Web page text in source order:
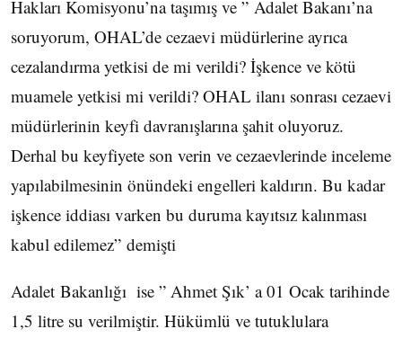
Hakları Komisyonu’na taşımış ve ” Adalet Bakanı’na
soruyorum, OHAL’de cezaevi müdürlerine ayrıca
cezalandırma yetkisi de mi verildi? İşkence ve kötü
muamele yetkisi mi verildi? OHAL ilanı sonrası cezaevi
müdürlerinin keyfi davranışlarına şahit oluyoruz.
Derhal bu keyfiyete son verin ve cezaevlerinde inceleme
yapılabilmesinin önündeki engelleri kaldırın. Bu kadar
işkence iddiası varken bu duruma kayıtsız kalınması
kabul edilemez” demişti
Adalet Bakanlığı ise ” Ahmet Şık’ a 01 Ocak tarihinde
1,5 litre su verilmiştir. Hükümlü ve tutuklulara